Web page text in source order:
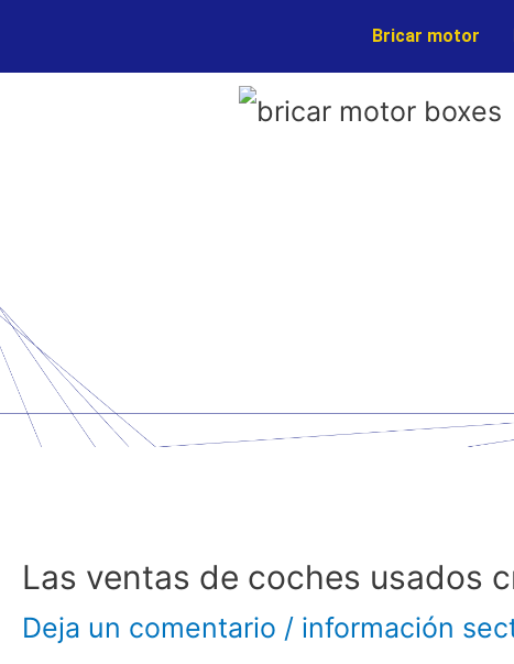
al
Bricar motor
Las ventas de coches usados
Deja un comentario / información